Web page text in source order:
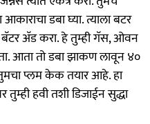
डबा घ्या. त्याला बटर
बॅटर अ‍ॅड करा. हे तुम्ही गॅस, ओवन
तो डबा झाकण लावून ४०
प्लम केक तयार आहे. हा
हवी तशी डिजाईन सुद्धा